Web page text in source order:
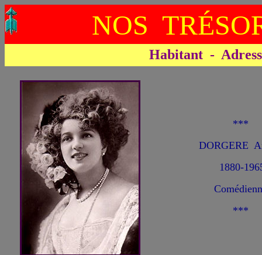
NOS
Habitant -
***
DORGERE
1880-
***